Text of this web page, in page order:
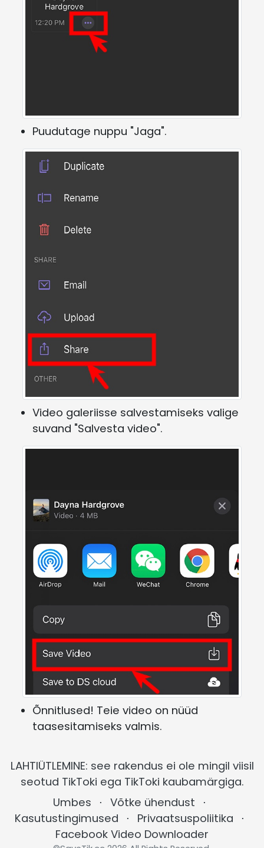
Puudutage nuppu "Jaga".
Video galeriisse salvestamiseks valige
suvand "Salvesta video".
Õnnitlused! Teie video on nüüd
taasesitamiseks valmis.
LAHTIÜTLEMINE: see rakendus ei ole mingil viisil
seotud TikToki ega TikToki kaubamärgiga.
Umbes
⋅ Võtke ühendust
⋅
Kasutustingimused
⋅ Privaatsuspoliitika
⋅
Facebook Video Downloader